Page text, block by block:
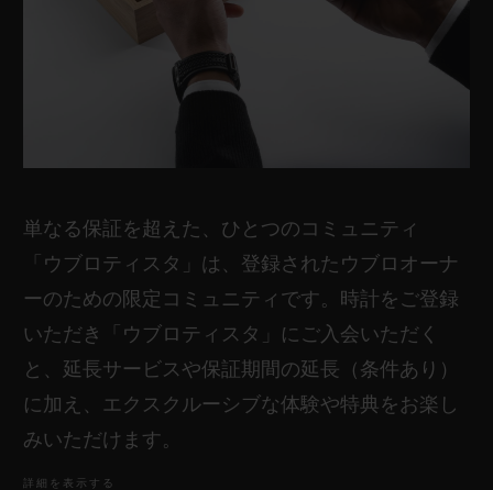
保証規約 の全文および取扱説明書は、
こちらから
ご確認いただけます。
単なる保証を超えた、ひとつのコミュニティ
「ウブロティスタ」は、登録されたウブロオーナ
ーのための限定コミュニティです。時計をご登録
いただき「ウブロティスタ」にご入会いただく
と、延長サービスや保証期間の延長（条件あり）
に加え、エクスクルーシブな体験や特典をお楽し
みいただけます。
詳細を表示する